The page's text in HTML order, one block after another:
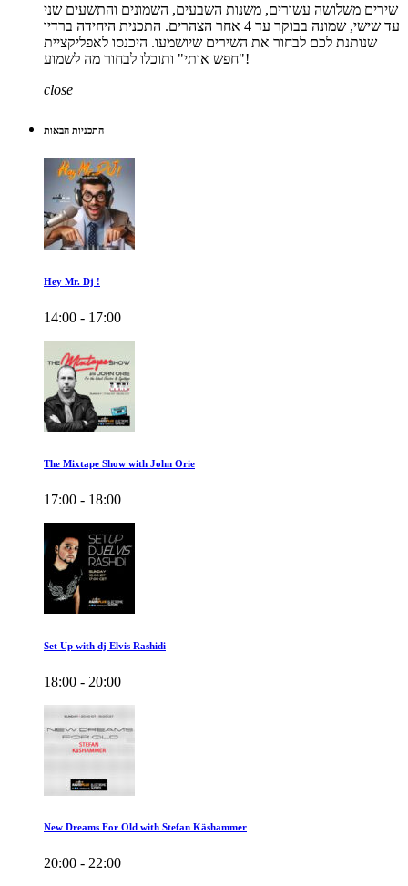
שירים משלושה עשורים, משנות השבעים, השמונים והתשעים שני
עד שישי, שמונה בבוקר עד 4 אחר הצהרים. התכנית היחידה ברדיו
שנותנת לכם לבחור את השירים שיושמעו. היכנסו לאפליקציית
"חפש אותי" ותוכלו לבחור מה לשמוע!
close
התכניות הבאות
Hey Mr. Dj !
14:00 - 17:00
The Mixtape Show with John Orie
17:00 - 18:00
Set Up with dj Elvis Rashidi
18:00 - 20:00
New Dreams For Old with Stefan Käshammer
20:00 - 22:00